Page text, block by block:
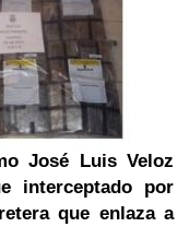
José LuisVeloz
interceptado por
que enlaza a